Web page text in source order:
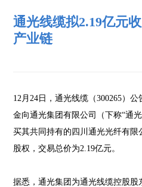
通光线缆拟2.19亿元
产业链
12月24日，通光线缆（300265）
金向通光集团有限公司（下称“通
买其共同持有的四川通光光纤有限
股权，交易总价为2.19亿元。
据悉，通光集团为通光线缆控股